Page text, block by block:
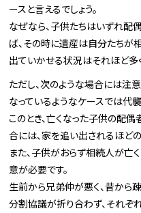
ースと言えるでしょう。
なぜなら、子供たちはいずれ配
ば、その時に遺産は自分たちが
出ていかせる状況はそれほど多
ただし、次のような場合には注
なっているようなケースでは代
このとき、亡くなった子供の配
合には、家を追い出されるほど
また、子供がおらず相続人が亡
意が必要です。
生前から兄弟仲が悪く、昔から
分割協議が折り合わず、それ